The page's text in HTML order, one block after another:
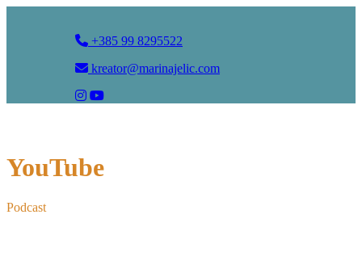
+385 99 8295522
kreator@marinajelic.com
YouTube
Podcast